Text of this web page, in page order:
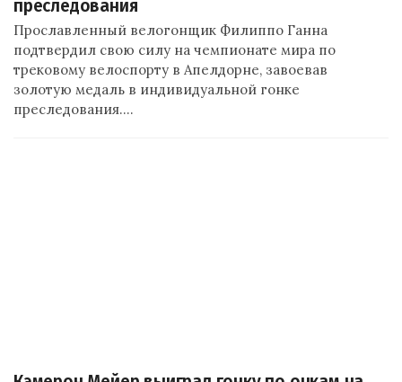
преследования
Прославленный велогонщик Филиппо Ганна
подтвердил свою силу на чемпионате мира по
трековому велоспорту в Апелдорне, завоевав
золотую медаль в индивидуальной гонке
преследования.…